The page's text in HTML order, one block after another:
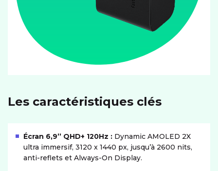
Les caractéristiques clés
Écran 6,9’’ QHD+ 120Hz : Dynamic AMOLED 2X
ultra immersif, 3120 x 1440 px, jusqu’à 2600 nits,
anti-reflets et Always-On Display.